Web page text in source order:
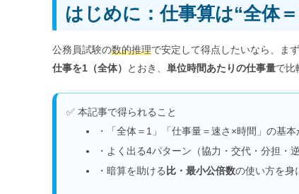
はじめに：仕事算は“全体
公務員試験の数的推理で安定して得点したいなら、まず
仕事を1（全体）
とおき、 単位時間あたりの仕事量で比
✅ 本記事で得られること
・「全体＝1」「仕事量＝速さ×時間」の基
・よく出る4パターン（協力・交代・分担・
・暗算を助ける 比・最小公倍数の使い方を身